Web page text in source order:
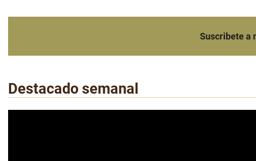
Suscribete a
Destacado semanal